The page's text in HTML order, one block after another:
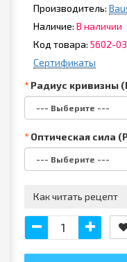
Производитель:
Наличие: В наличии
Код товара: 5602-03
Сертификаты
Радиус кривизны
Оптическая сила
Как читать рецепт